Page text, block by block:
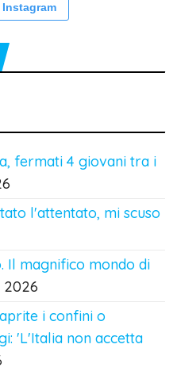
fermati 4 giovani tra i
l'attentato, mi scuso
Il magnifico mondo di
2026
i confini o
'L'Italia non accetta